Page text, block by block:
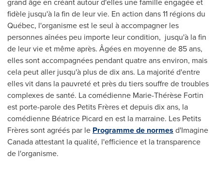
fidèle jusqu'à la fin de leur vie. En action dans 11 régions du
Québec, l'organisme est le seul à accompagner les
personnes aînées peu importe leur condition, jusqu'à la fin
de leur vie et même après. Âgées en moyenne de 85 ans,
elles sont accompagnées pendant quatre ans environ, mais
cela peut aller jusqu'à plus de dix ans. La majorité d'entre
elles vit dans la pauvreté et près du tiers souffre de troubles
complexes de santé. La comédienne Marie-Thérèse Fortin
est porte-parole des Petits Frères et depuis dix ans, la
comédienne Béatrice Picard en est la marraine. Les Petits
Frères sont agréés par le Programme de normes d'Imagine
Canada attestant la qualité, l'efficience et la transparence
de l'organisme.